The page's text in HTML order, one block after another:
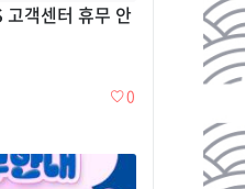
객센터 휴무 안
0